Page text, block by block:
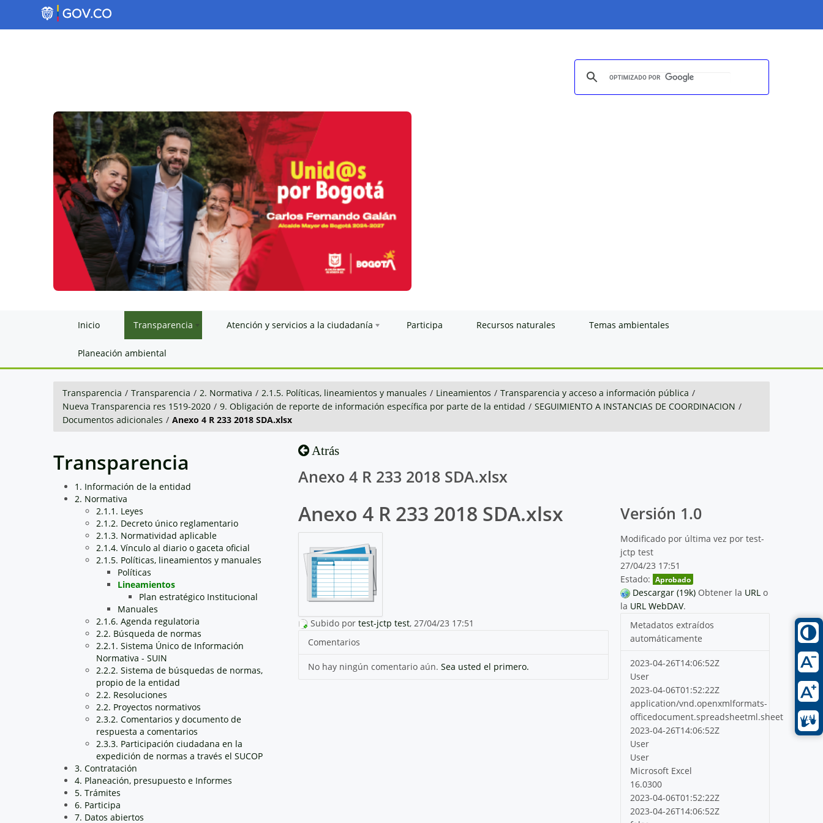
Inicio Transparencia Atención y servicios a la ciudadanía Participa Recursos naturales Temas ambientales
Planeación ambiental
Transparencia / Transparencia / 2. Normativa / 2.1.5. Políticas, lineamientos y manuales / Lineamientos / Transparencia y acceso a información pública /
Nueva Transparencia res 1519-2020 / 9. Obligación de reporte de información específica por parte de la entidad / SEGUIMIENTO A INSTANCIAS DE COORDINACION /
Documentos adicionales / Anexo 4 R 233 2018 SDA.xlsx
Transparencia
1. Información de la entidad
2. Normativa
2.1.1. Leyes
2.1.2. Decreto único reglamentario
2.1.3. Normatividad aplicable
2.1.4. Vínculo al diario o gaceta oficial
2.1.5. Políticas, lineamientos y manuales
Políticas
Lineamientos
Plan estratégico Institucional
Manuales
2.1.6. Agenda regulatoria
2.2. Búsqueda de normas
2.2.1. Sistema Único de Información
Normativa - SUIN
2.2.2. Sistema de búsquedas de normas,
propio de la entidad
2.2. Resoluciones
2.2. Proyectos normativos
2.3.2. Comentarios y documento de
respuesta a comentarios
2.3.3. Participación ciudadana en la
expedición de normas a través el SUCOP
3. Contratación
4. Planeación, presupuesto e Informes
5. Trámites
6. Participa
7. Datos abiertos
Atrás
Anexo 4 R 233 2018 SDA.xlsx
Anexo 4 R 233 2018 SDA.xlsx
Subido por test-jctp test, 27/04/23 17:51
Comentarios
No hay ningún comentario aún. Sea usted el primero.
Versión 1.0
Modificado por última vez por test-
jctp test
27/04/23 17:51
Estado: Aprobado
Descargar (19k) Obtener la URL o
la URL WebDAV.
Metadatos extraídos
automáticamente
2023-04-26T14:06:52Z
User
2023-04-06T01:52:22Z
application/vnd.openxmlformats-
officedocument.spreadsheetml.sheet
2023-04-26T14:06:52Z
User
User
Microsoft Excel
16.0300
2023-04-06T01:52:22Z
2023-04-26T14:06:52Z